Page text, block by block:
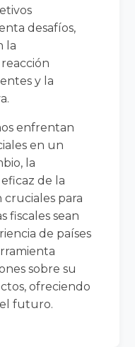
desafíos,
la
y la
enfrentan
en un
la
de la
cruciales para
fiscales sean
de países
sobre su
ofreciendo
futuro.